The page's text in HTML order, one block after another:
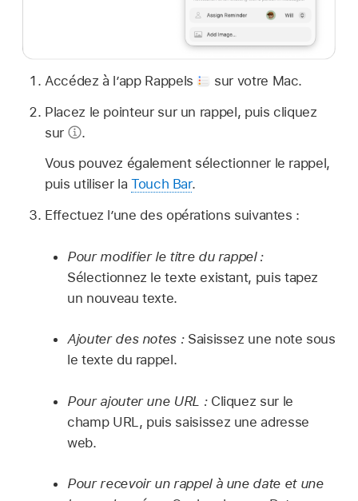
Accédez à l’app Rappels
sur votre Mac.
Placez le pointeur sur un rappel, puis cliquez
sur
.
Vous pouvez également sélectionner le rappel,
puis utiliser la Touch Bar.
Effectuez l’une des opérations suivantes :
Pour modifier le titre du rappel :
Sélectionnez le texte existant, puis tapez
un nouveau texte.
Ajouter des notes :Saisissez une note sous
le texte du rappel.
Pour ajouter une URL :Cliquez sur le
champ URL, puis saisissez une adresse
web.
Pour recevoir un rappel à une date et une